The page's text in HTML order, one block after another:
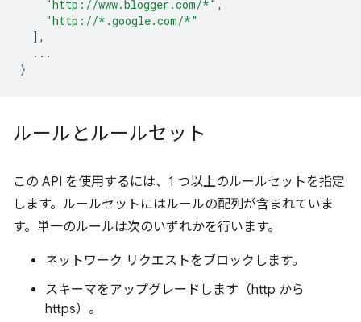
"http://www.blogger.com/*" ,
"http://*.google.com/*"
],
...
}
ルールとルールセット
この API を使用するには、1 つ以上のルールセットを指定
します。ルールセットにはルールの配列が含まれていま
す。単一のルールは次のいずれかを行います。
ネットワーク リクエストをブロックします。
スキーマをアップグレードします（http から
https）。